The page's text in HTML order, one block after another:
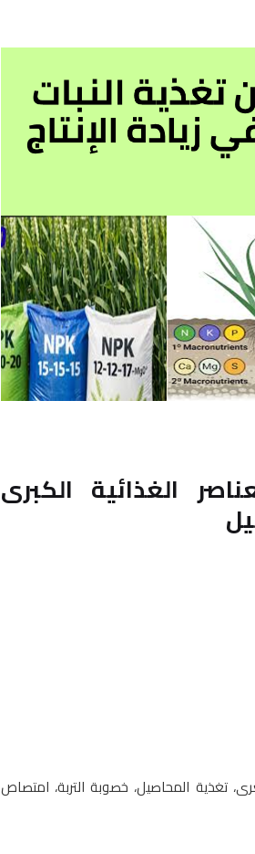
الغذائية الكبرى
تغذية المحاصيل، خصوبة التربة، امتصاص